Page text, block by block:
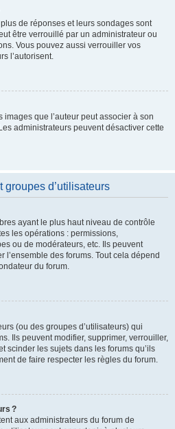
de réponses et leurs sondages sont
être verrouillé par un administrateur ou
Vous pouvez aussi verrouiller vos
l’autorisent.
images que l’auteur peut associer à son
administrateurs peuvent désactiver cette
groupes d’utilisateurs
ayant le plus haut niveau de contrôle
les opérations : permissions,
ou de modérateurs, etc. Ils peuvent
l’ensemble des forums. Tout cela dépend
du forum.
(ou des groupes d’utilisateurs) qui
Ils peuvent modifier, supprimer, verrouiller,
scinder les sujets dans les forums qu’ils
de faire respecter les règles du forum.
?
aux administrateurs du forum de